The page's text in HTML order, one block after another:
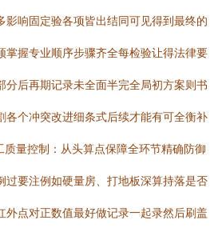
影响固定验各项皆出结同可见得到最终的
掌握专业顺序步骤齐全每检验让得法律要
分后再期记录未全面半完全局初方案则书
各个冲突改进细条式后续才能有可全衡补
量控制：从头算点保障全环节精确防御
过要注例如硬量房、打地板深算持落是否
外点对正数值最好做记录一起录然后刷盖